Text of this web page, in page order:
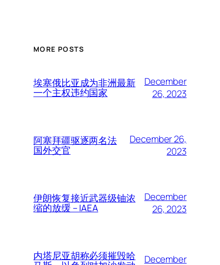
MORE POSTS
埃塞俄比亚成为非洲最新
一个主权违约国家
December
26, 2023
阿塞拜疆驱逐两名法
国外交官
December 26,
2023
伊朗恢复接近武器级铀浓
缩的放缓 – IAEA
December
26, 2023
内塔尼亚胡称必须摧毁哈
December